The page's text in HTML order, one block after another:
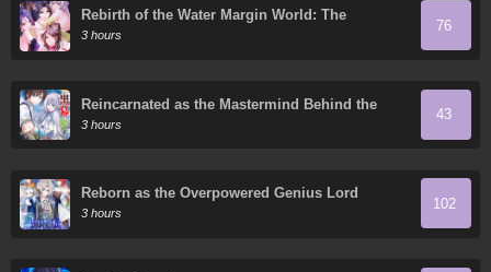
Rebirth of the Water Margin World: The
Strongest Wu Dalang
3 hours
76
Reincarnated as the Mastermind Behind the
Story
3 hours
43
Reborn as the Overpowered Genius Lord
3 hours
102